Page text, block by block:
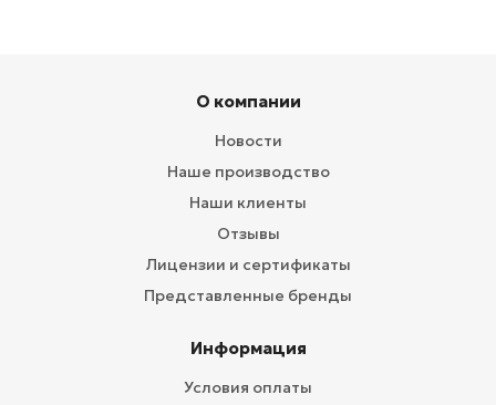
О компании
Новости
Наше производство
Наши клиенты
Отзывы
Лицензии и сертификаты
Представленные бренды
Информация
Условия оплаты